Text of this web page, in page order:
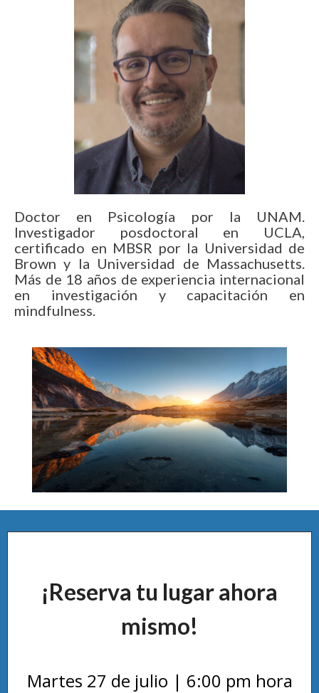
Doctor en Psicología por la UNAM.
Investigador posdoctoral en UCLA,
certificado en MBSR por la Universidad de
Brown y la Universidad de Massachusetts.
Más de 18 años de experiencia internacional
en investigación y capacitación en
mindfulness.
¡Reserva tu lugar ahora
mismo!
Martes 27 de julio | 6:00 pm hora